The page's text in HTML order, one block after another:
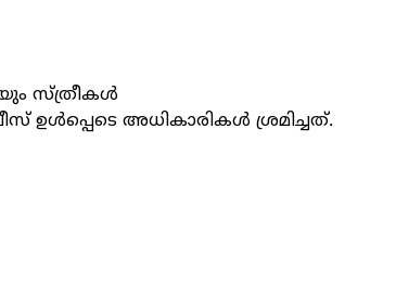
സ്ത്രീകള്‍
ഉള്‍പ്പെടെ അധികാരികൾ ശ്രമിച്ചത്.